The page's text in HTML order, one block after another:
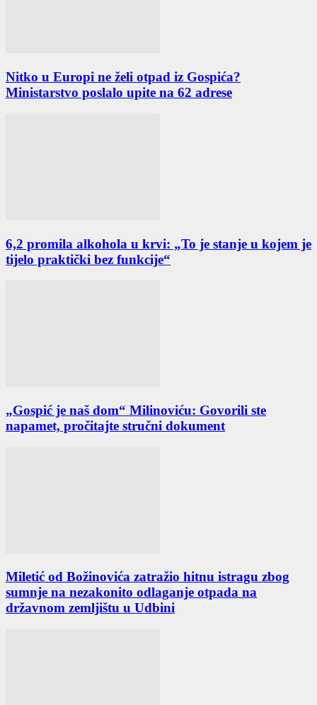
Nitko u Europi ne želi otpad iz Gospića?
Ministarstvo poslalo upite na 62 adrese
6,2 promila alkohola u krvi: „To je stanje u kojem je
tijelo praktički bez funkcije“
„Gospić je naš dom“ Milinoviću: Govorili ste
napamet, pročitajte stručni dokument
Miletić od Božinovića zatražio hitnu istragu zbog
sumnje na nezakonito odlaganje otpada na
državnom zemljištu u Udbini